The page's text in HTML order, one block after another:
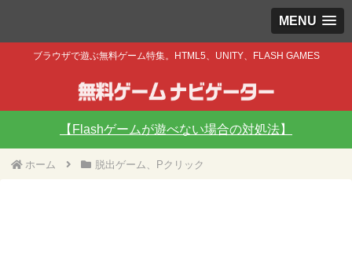
MENU
ブラウザで遊ぶ無料ゲーム特集。HTML5、UNITY、FLASH GAMES
【Flashゲームが遊べない場合の対処法】
ホーム 脱出ゲーム、Pクリック